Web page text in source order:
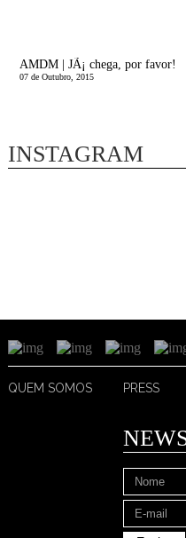
AMDM | JÃ¡ chega, por favor!
07 de Outubro, 2015
INSTAGRAM
QUEM SOMOS PRESS